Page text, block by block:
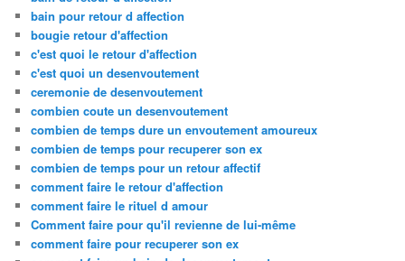
bain pour retour d affection
bougie retour d'affection
c'est quoi le retour d'affection
c'est quoi un desenvoutement
ceremonie de desenvoutement
combien coute un desenvoutement
combien de temps dure un envoutement amoureux
combien de temps pour recuperer son ex
combien de temps pour un retour affectif
comment faire le retour d'affection
comment faire le rituel d amour
Comment faire pour qu'il revienne de lui-même
comment faire pour recuperer son ex